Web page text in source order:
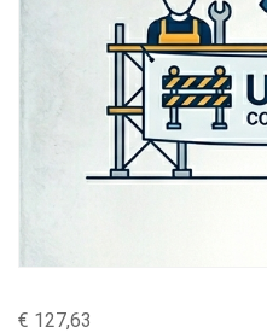
€ 127,63